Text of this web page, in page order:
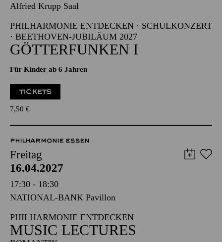
16.04.2027
10:00 - 11:00
Alfried Krupp Saal
PHILHARMONIE ENTDECKEN · SCHULKONZERT
· BEETHOVEN-JUBILÄUM 2027
Für Kinder ab 6 Jahren
7,50 €
PHILHARMONIE ESSEN
Freitag
16.04.2027
17:30 - 18:30
NATIONAL-BANK Pavillon